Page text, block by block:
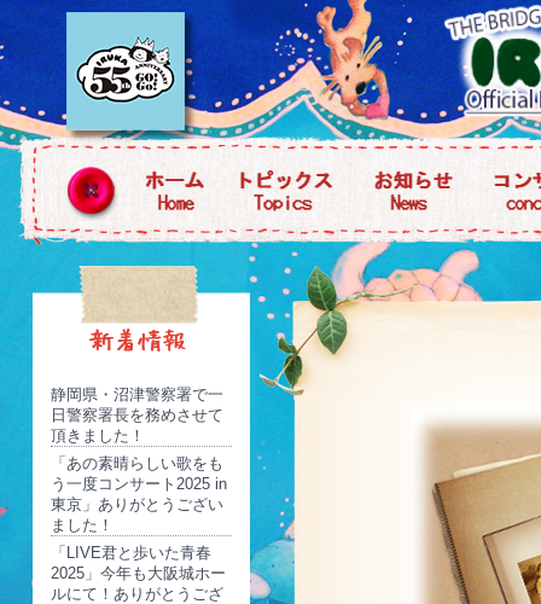
静岡県・沼津警察署で一
日警察署長を務めさせて
頂きました！
「あの素晴らしい歌をも
う一度コンサート2025 in
東京」ありがとうござい
ました！
「LIVE君と歩いた青春
2025」今年も大阪城ホー
ルにて！ありがとうござ